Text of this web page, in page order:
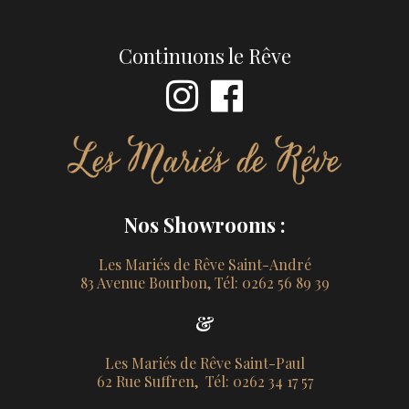
Continuons le Rêve
Nos Showrooms :
Les Mariés de Rêve Saint-André
83 Avenue Bourbon, Tél: 0262 56 89 39
&
Les Mariés de Rêve Saint-Paul
62 Rue Suffren, Tél: 0262 34 17 57